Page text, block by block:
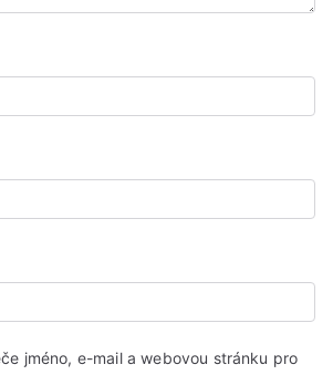
jméno, e-mail a webovou stránku pro